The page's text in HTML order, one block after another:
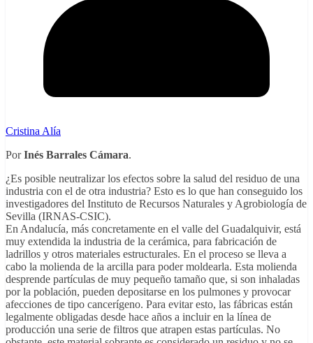
Cristina Alía
PorInés Barrales Cámara.
¿Es posible neutralizar los efectos sobre la salud del residuo de una
industria con el de otra industria? Esto es lo que han conseguido los
investigadores del Instituto de Recursos Naturales y Agrobiología de
Sevilla (IRNAS-CSIC).
En Andalucía, más concretamente en el valle del Guadalquivir, está
muy extendida la industria de la cerámica, para fabricación de
ladrillos y otros materiales estructurales. En el proceso se lleva a
cabo la molienda de la arcilla para poder moldearla. Esta molienda
desprende partículas de muy pequeño tamaño que, si son inhaladas
por la población, pueden depositarse en los pulmones y provocar
afecciones de tipo cancerígeno. Para evitar esto, las fábricas están
legalmente obligadas desde hace años a incluir en la línea de
producción una serie de filtros que atrapen estas partículas. No